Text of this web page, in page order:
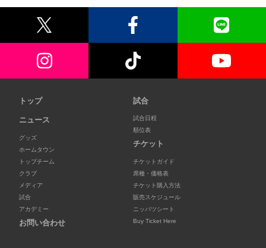
トップ
ニュース
グッズ
ホームタウン
トップチーム
クラブ
メディア
試合
アカデミー
お問い合わせ
試合
試合日程
順位表
チケット
チケットガイド
席種・価格表
チケット購入方法
販売スケジュール
ニッパツシート
Buy Ticket Here